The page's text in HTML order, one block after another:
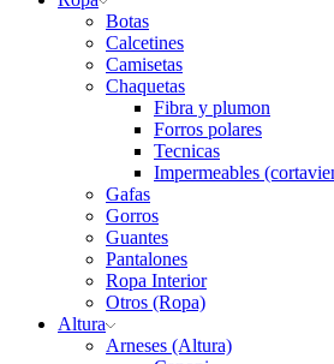
Botas
Calcetines
Camisetas
Chaquetas
Fibra y plumon
Forros polares
Tecnicas
Impermeables
Gafas
Gorros
Guantes
Pantalones
Ropa Interior
Otros (Ropa)
Altura
Arneses (Altura)